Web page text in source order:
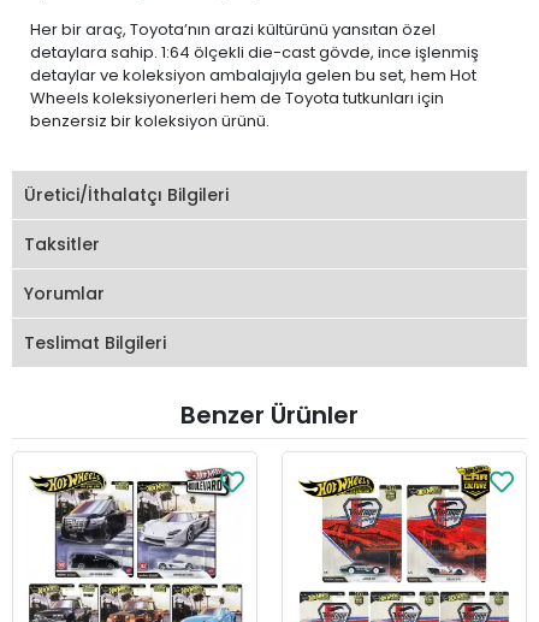
Her bir araç, Toyota’nın arazi kültürünü yansıtan özel
detaylara sahip. 1:64 ölçekli die-cast gövde, ince işlenmiş
detaylar ve koleksiyon ambalajıyla gelen bu set, hem Hot
Wheels koleksiyonerleri hem de Toyota tutkunları için
benzersiz bir koleksiyon ürünü.
Üretici/İthalatçı Bilgileri
Taksitler
Yorumlar
Teslimat Bilgileri
Benzer Ürünler